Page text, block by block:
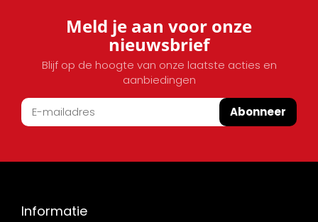
Meld je aan voor onze
nieuwsbrief
Blijf op de hoogte van onze laatste acties en
aanbiedingen
Abonneer
Informatie